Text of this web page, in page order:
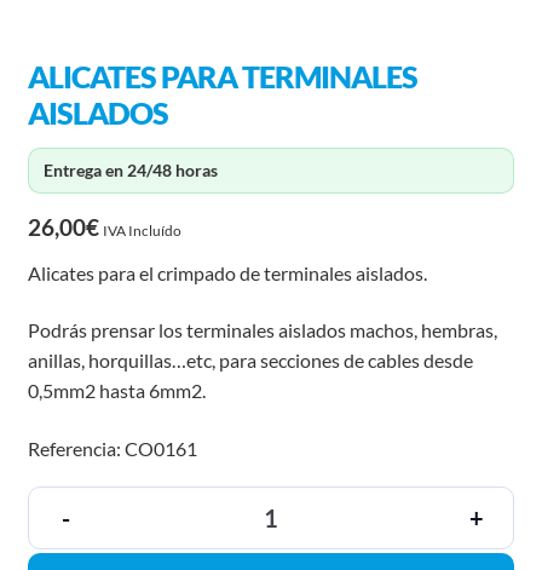
ALICATES PARA TERMINALES
AISLADOS
Entrega en 24/48 horas
26,00€ IVA Incluído
Alicates para el crimpado de terminales aislados.
Podrás prensar los terminales aislados machos, hembras,
anillas, horquillas…etc, para secciones de cables desde
0,5mm2 hasta 6mm2.
Referencia: CO0161
- +